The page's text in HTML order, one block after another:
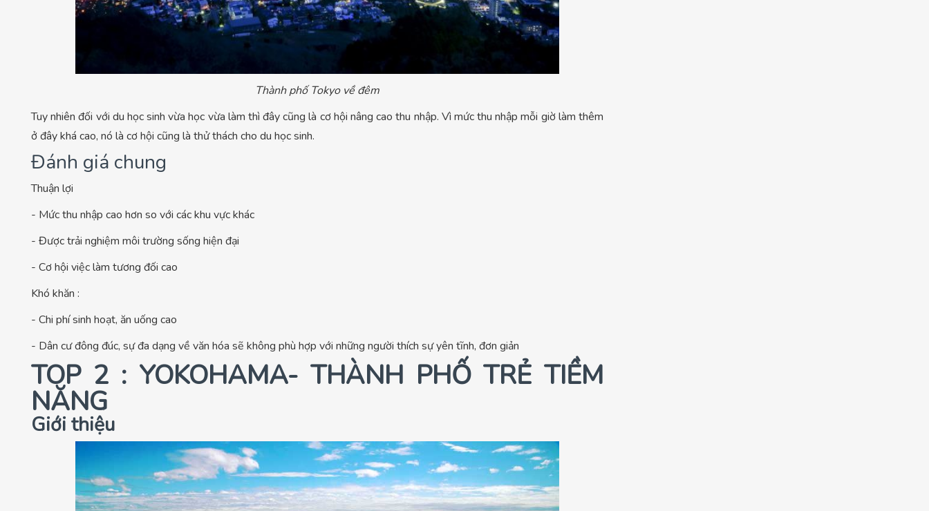
Thành phố Tokyo về đêm
Tuy nhiên đối với du học sinh vừa học vừa làm thì đây cũng là cơ hội nâng cao thu nhập. Vì mức thu nhập mỗi giờ làm thêm
ở đây khá cao, nó là cơ hội cũng là thử thách cho du học sinh.
Đánh giá chung
Thuận lợi
- Mức thu nhập cao hơn so với các khu vực khác
- Được trải nghiệm môi trường sống hiện đại
- Cơ hội việc làm tương đối cao
Khó khăn :
- Chi phí sinh hoạt, ăn uống cao
- Dân cư đông đúc, sự đa dạng về văn hóa sẽ không phù hợp với những người thích sự yên tĩnh, đơn giản
TOP 2 : YOKOHAMA- THÀNH PHỐ TRẺ TIỀM
NĂNG
Giới thiệu